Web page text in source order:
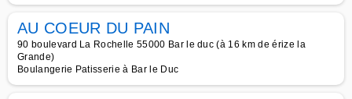
AU COEUR DU PAIN
90 boulevard La Rochelle 55000 Bar le duc (à 16 km de érize la
Grande)
Boulangerie Patisserie à Bar le Duc